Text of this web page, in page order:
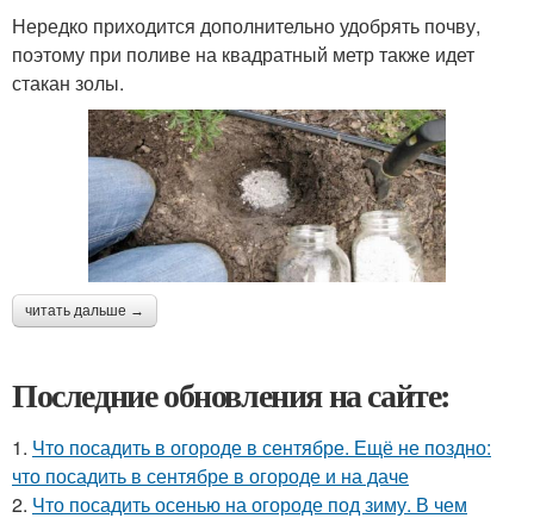
Нередко приходится дополнительно удобрять почву,
поэтому при поливе на квадратный метр также идет
стакан золы.
читать дальше →
Последние обновления на сайте:
1. Что посадить в огороде в сентябре. Ещё не поздно:
что посадить в сентябре в огороде и на даче
2. Что посадить осенью на огороде под зиму. В чем